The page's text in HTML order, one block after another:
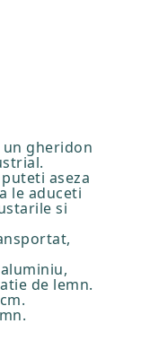
gheridon
aseza
le aduceti
si
de lemn.